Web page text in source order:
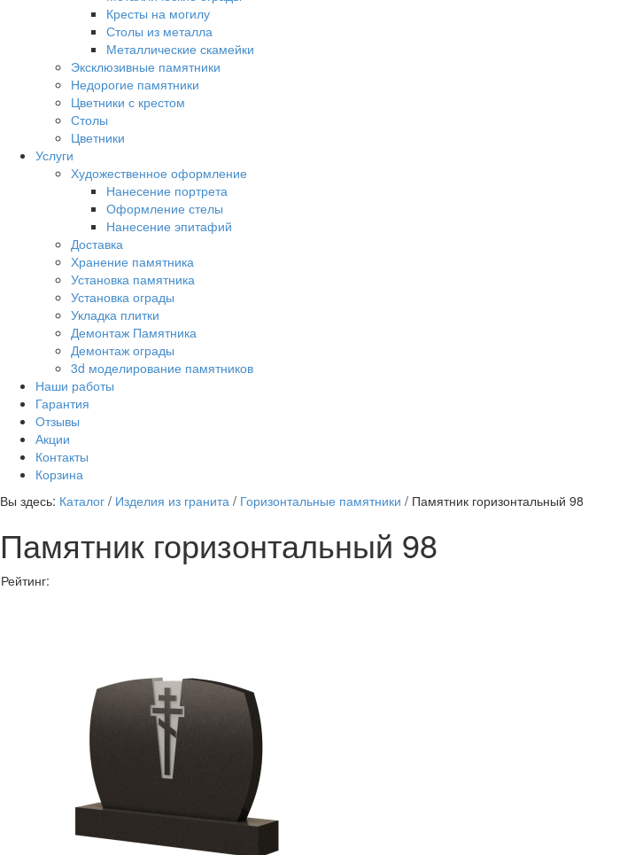
Кресты на могилу
Столы из металла
Металлические скамейки
Эксклюзивные памятники
Недорогие памятники
Цветники с крестом
Столы
Цветники
Услуги
Художественное оформление
Нанесение портрета
Оформление стелы
Нанесение эпитафий
Доставка
Хранение памятника
Установка памятника
Установка ограды
Укладка плитки
Демонтаж Памятника
Демонтаж ограды
3d моделирование памятников
Наши работы
Гарантия
Отзывы
Акции
Контакты
Корзина
Вы здесь: Каталог / Изделия из гранита / Горизонтальные памятники / Памятник горизонтальный 98
Памятник горизонтальный 98
Рейтинг: